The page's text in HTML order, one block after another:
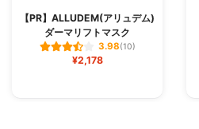
【PR】ALLUDEM(アリュデム)
ダーマリフトマスク
3.98(10)
¥2,178